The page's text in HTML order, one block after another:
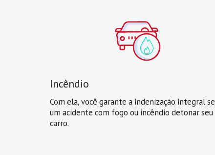
Incêndio
Com ela, você garante a indenização integral se
um acidente com fogo ou incêndio detonar seu
carro.